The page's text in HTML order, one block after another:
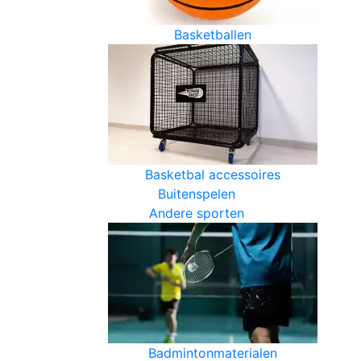
Basketballen
Basketbal accessoires
Buitenspelen
Andere sporten
Badmintonmaterialen